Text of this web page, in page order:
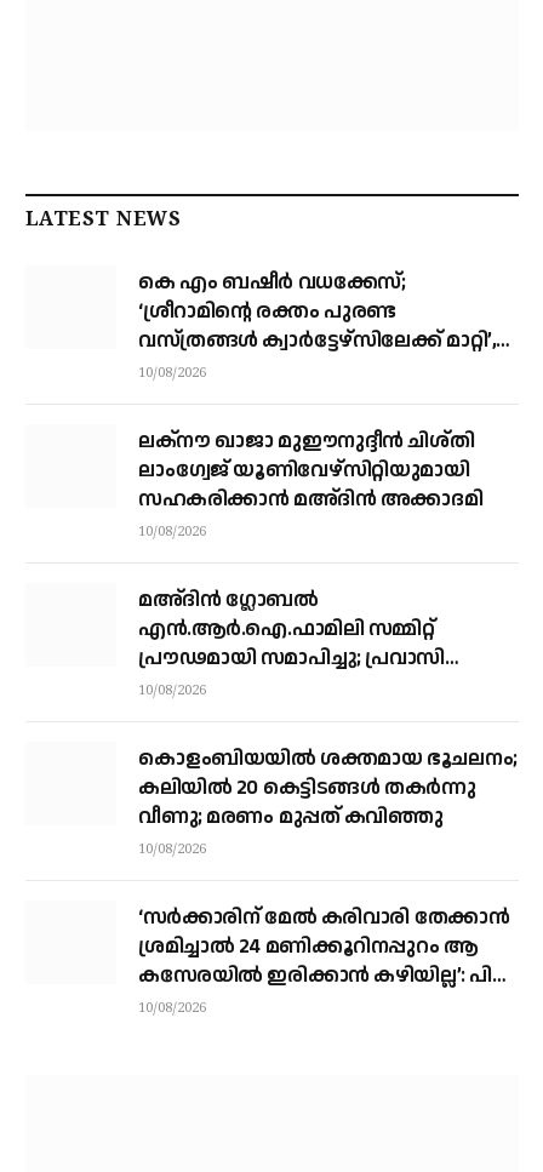
LATEST NEWS
കെ എം ബഷീര്‍ വധക്കേസ്;
‘ശ്രീറാമിന്റെ രക്തം പുരണ്ട
വസ്ത്രങ്ങള്‍ ക്വാര്‍ട്ടേഴ്‌സിലേക്ക് മാറ്റി’,
കോടതിയില്‍ സാക്ഷികളുടെ മൊഴി
10/08/2026
ലക്നൗ ഖാജാ മുഈനുദ്ദീൻ ചിശ്തി
ലാംഗ്വേജ് യൂണിവേഴ്സിറ്റിയുമായി
സഹകരിക്കാൻ മഅ്ദിൻ അക്കാദമി
10/08/2026
മഅ്ദിന്‍ ഗ്ലോബല്‍
എന്‍.ആര്‍.ഐ.ഫാമിലി സമ്മിറ്റ്
പ്രൗഢമായി സമാപിച്ചു; പ്രവാസി
ക്ഷേമത്തിന് സമഗ്ര പദ്ധതികള്‍
ഖലീല്‍ അല്‍ ബുഖാരി
10/08/2026
കൊളംബിയയിൽ ശക്തമായ ഭൂചലനം;
കലിയിൽ 20 കെട്ടിടങ്ങൾ തകർന്നു
വീണു; മരണം മുപ്പത് കവിഞ്ഞു
10/08/2026
‘സര്‍ക്കാരിന് മേല്‍ കരിവാരി തേക്കാന്‍
ശ്രമിച്ചാല്‍ 24 മണിക്കൂറിനപ്പുറം ആ
കസേരയില്‍ ഇരിക്കാന്‍ കഴിയില്ല’: പി
എം എ സലാം
10/08/2026